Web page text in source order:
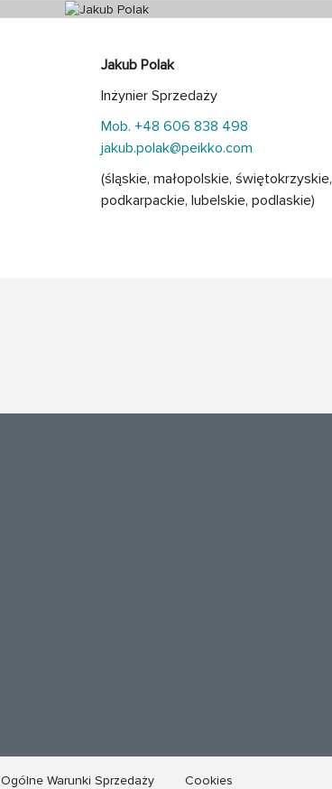
Jakub Polak
Inżynier Sprzedaży
Mob. +48 606 838 498
jakub.polak@peikko.com
(śląskie, małopolskie, świętokrzyskie,
podkarpackie, lubelskie, podlaskie)
Ogólne Warunki Sprzedaży Cookies